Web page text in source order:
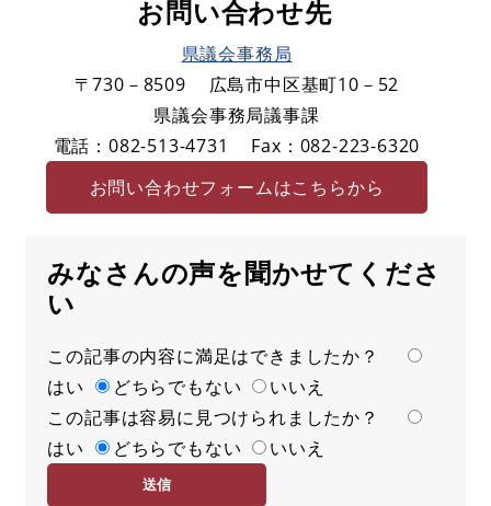
お問い合わせ先
県議会事務局
〒730－8509
広島市中区基町10－52
県議会事務局議事課
電話：082-513-4731
Fax：082-223-6320
お問い合わせフォームはこちらから
みなさんの声を聞かせてくださ
い
満
足
度
この記事の内容に満足はできましたか？
はい
どちらでもない
いいえ
容
易
この記事は容易に見つけられましたか？
はい
どちらでもない いいえ